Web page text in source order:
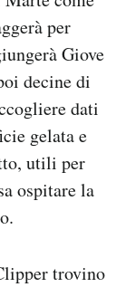
per
Giove
decine di
dati
gelata e
utili per
ospitare la
trovino